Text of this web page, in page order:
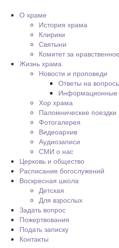
О храме
История храма
Клирики
Святыни
Комитет за
Жизнь храма
Новости и проповеди
Ответы на
Информационные
Хор храма
Паломнические поездки
Фотогалерея
Видеоархив
Аудиозаписи
СМИ о нас
Церковь и общество
Расписание богослужений
Воскресная школа
Детская
Для взрослых
Задать вопрос
Пожертвования
Подать записку
Контакты